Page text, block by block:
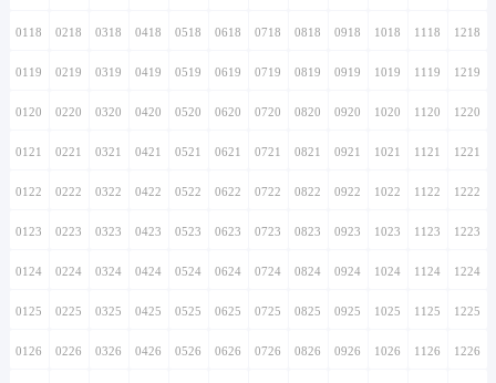
0118 0218 0318 0418 0518 0618 0718 0818 0918 1018 1118 1218
0119 0219 0319 0419 0519 0619 0719 0819 0919 1019 1119 1219
0120 0220 0320 0420 0520 0620 0720 0820 0920 1020 1120 1220
0121 0221 0321 0421 0521 0621 0721 0821 0921 1021 1121 1221
0122 0222 0322 0422 0522 0622 0722 0822 0922 1022 1122 1222
0123 0223 0323 0423 0523 0623 0723 0823 0923 1023 1123 1223
0124 0224 0324 0424 0524 0624 0724 0824 0924 1024 1124 1224
0125 0225 0325 0425 0525 0625 0725 0825 0925 1025 1125 1225
0126 0226 0326 0426 0526 0626 0726 0826 0926 1026 1126 1226